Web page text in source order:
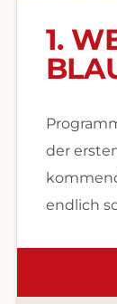
1.
der
endlich